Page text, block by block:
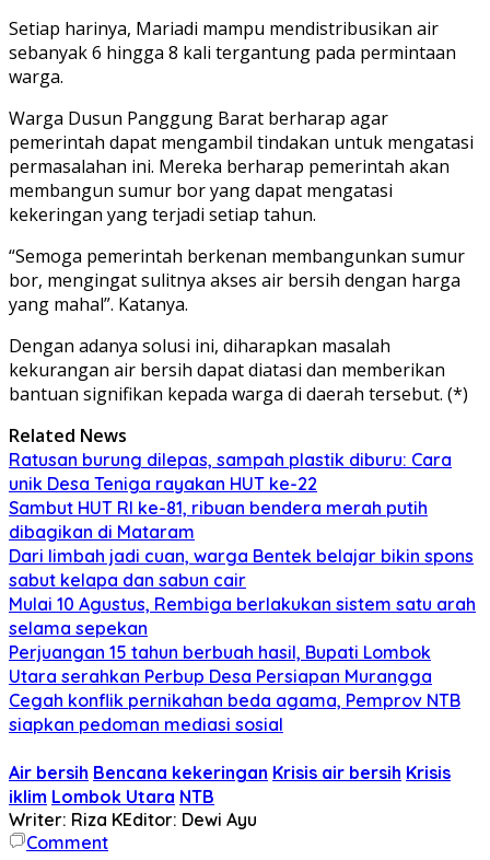
Setiap harinya, Mariadi mampu mendistribusikan air
sebanyak 6 hingga 8 kali tergantung pada permintaan
warga.
Warga Dusun Panggung Barat berharap agar
pemerintah dapat mengambil tindakan untuk mengatasi
permasalahan ini. Mereka berharap pemerintah akan
membangun sumur bor yang dapat mengatasi
kekeringan yang terjadi setiap tahun.
“Semoga pemerintah berkenan membangunkan sumur
bor, mengingat sulitnya akses air bersih dengan harga
yang mahal”. Katanya.
Dengan adanya solusi ini, diharapkan masalah
kekurangan air bersih dapat diatasi dan memberikan
bantuan signifikan kepada warga di daerah tersebut. (*)
Related News
Ratusan burung dilepas, sampah plastik diburu: Cara
unik Desa Teniga rayakan HUT ke-22
Sambut HUT RI ke-81, ribuan bendera merah putih
dibagikan di Mataram
Dari limbah jadi cuan, warga Bentek belajar bikin spons
sabut kelapa dan sabun cair
Mulai 10 Agustus, Rembiga berlakukan sistem satu arah
selama sepekan
Perjuangan 15 tahun berbuah hasil, Bupati Lombok
Utara serahkan Perbup Desa Persiapan Murangga
Cegah konflik pernikahan beda agama, Pemprov NTB
siapkan pedoman mediasi sosial
Air bersih Bencana kekeringan Krisis air bersih Krisis
iklim Lombok Utara NTB
Writer: Riza KEditor: Dewi Ayu
Comment